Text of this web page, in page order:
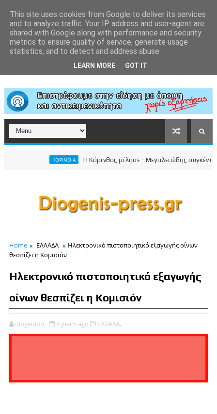
ΚΟΡΙΝΘΙΑ Η Κόρινθος μίλησε - Μεγαλειώδης συγκέντρωση
Home ΕΛΛΑΔΑ
Ηλεκτρονικό πιστοποιητικό εξαγωγής οίνων
θεσπίζει η Κοµισιόν
Ηλεκτρονικό πιστοποιητικό εξαγωγής
οίνων θεσπίζει η Κοµισιόν
diogeditor 8 years ago ΕΛΛΑΔΑ,
This site uses cookies from Google to deliver its services
and to analyze traffic. Your IP address and user-agent are
shared with Google along with performance and security
metrics to ensure quality of service, generate usage
statistics, and to detect and address abuse.
LEARN MORE GOT IT